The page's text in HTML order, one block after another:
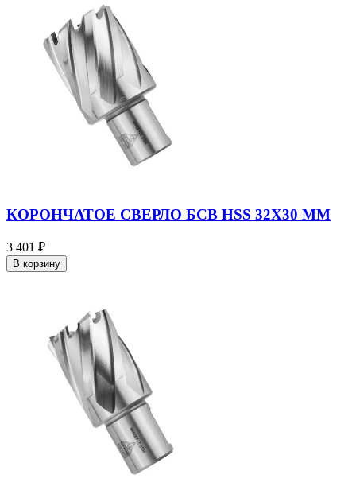
КОРОНЧАТОЕ СВЕРЛО БСВ HSS 32X30 ММ
3 401 ₽
В корзину